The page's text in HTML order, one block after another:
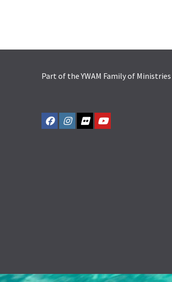
Part of the YWAM Family of Ministries